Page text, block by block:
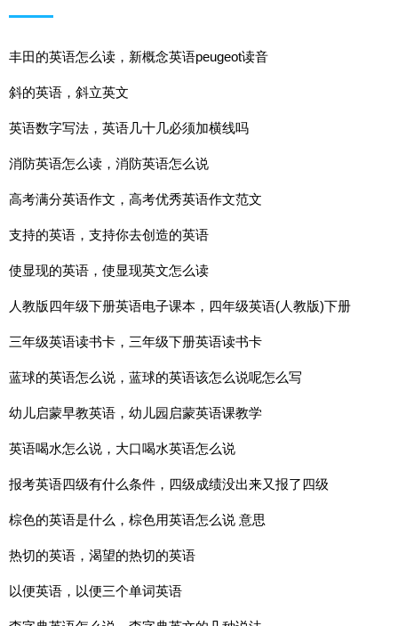
丰田的英语怎么读，新概念英语peugeot读音
斜的英语，斜立英文
英语数字写法，英语几十几必须加横线吗
消防英语怎么读，消防英语怎么说
高考满分英语作文，高考优秀英语作文范文
支持的英语，支持你去创造的英语
使显现的英语，使显现英文怎么读
人教版四年级下册英语电子课本，四年级英语(人教版)下册
三年级英语读书卡，三年级下册英语读书卡
蓝球的英语怎么说，蓝球的英语该怎么说呢怎么写
幼儿启蒙早教英语，幼儿园启蒙英语课教学
英语喝水怎么说，大口喝水英语怎么说
报考英语四级有什么条件，四级成绩没出来又报了四级
棕色的英语是什么，棕色用英语怎么说 意思
热切的英语，渴望的热切的英语
以便英语，以便三个单词英语